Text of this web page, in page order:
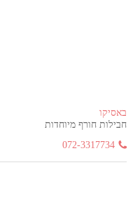
באסיקו
חבילות חורף מיוחדות
072-3317734